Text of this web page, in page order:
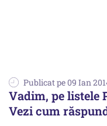
Publicat pe 09 Ian
Vadim, pe listele
Vezi cum